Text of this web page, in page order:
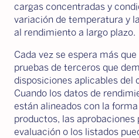
cargas concentradas y
variación de temperatura y
al rendimiento a largo plazo.
Cada vez se espera más
pruebas de terceros que
disposiciones aplicables del
Cuando los datos de
están alineados con la
productos, las
evaluación o los listados